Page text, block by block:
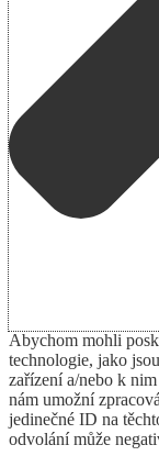
Abychom mohli
technologie, jako
zařízení a/nebo k
nám umožní
jedinečné ID na
odvolání může